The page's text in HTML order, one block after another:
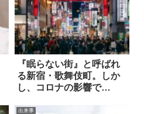
『眠らない街』と呼ばれ
る新宿・歌舞伎町。しか
し、コロナの影響で…
出来事